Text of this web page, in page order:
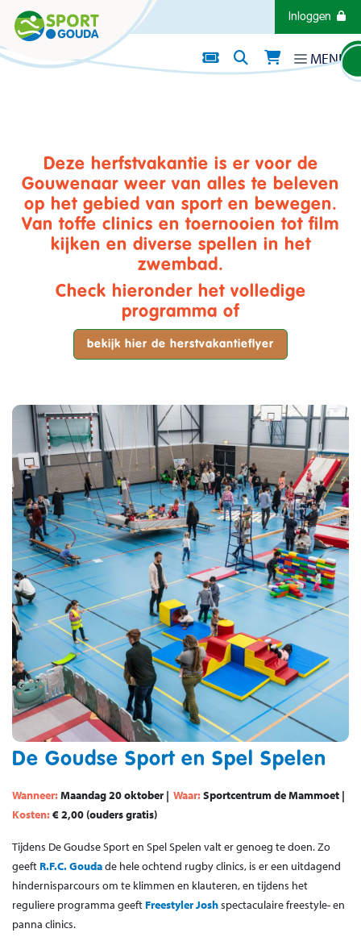
Direct naar de inhoud van de pagina Inloggen
MENU
Datum: 29 september 2025
Deze herfstvakantie is er voor de
Gouwenaar weer van alles te beleven
op het gebied van sport en bewegen.
Van toffe clinics en toernooien tot film
kijken en diverse spellen in het
zwembad.
Check hieronder het volledige
programma of
bekijk hier de herstvakantieflyer
De Goudse Sport en Spel Spelen
Wanneer:Maandag 20 oktober | Waar:Sportcentrum de Mammoet |
Kosten:€ 2,00 (ouders gratis)
Tijdens De Goudse Sport en Spel Spelen valt er genoeg te doen. Zo
geeft R.F.C. Goudade hele ochtend rugby clinics, is er een uitdagend
hindernisparcours om te klimmen en klauteren, en tijdens het
reguliere programma geeft Freestyler Joshspectaculaire freestyle- en
panna clinics.